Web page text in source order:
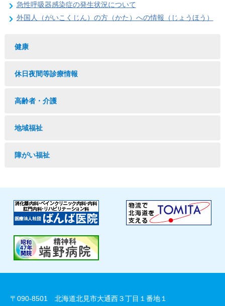
急性呼吸器感染症の発生状況について
外国人（がいこくじん）の方（かた）への情報（じょうほう）
健康
休日夜間等診療情報
高齢者・介護
地域福祉
障がい福祉
〒090-8501 北海道北見市大通西３丁目１番地１